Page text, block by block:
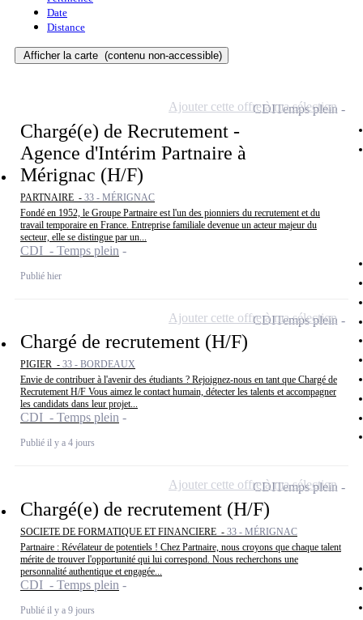
Date
Distance
Afficher la carte (contenu non-accessible)
Chargé(e) de Recrutement -
Agence d'Intérim Partnaire à
Mérignac (H/F)
PARTNAIRE - 33 - MÉRIGNAC
Fondé en 1952, le Groupe Partnaire est l'un des pionniers du recrutement et du
travail temporaire en France. Entreprise familiale devenue un acteur majeur du
secteur, elle se distingue par un...
CDI - Temps plein
Publié hier
CDITemps plein
Ajouter cette offre à ma sélection
Chargé de recrutement (H/F)
PIGIER - 33 - BORDEAUX
Envie de contribuer à l'avenir des étudiants ? Rejoignez-nous en tant que Chargé de
Recrutement H/F Vous aimez le contact humain, détecter les talents et accompagner
les candidats dans leur projet...
CDI - Temps plein
Publié il y a 4 jours
CDITemps plein
Ajouter cette offre à ma sélection
Chargé(e) de recrutement (H/F)
SOCIETE DE FORMATIQUE ET FINANCIERE - 33 - MÉRIGNAC
Partnaire : Révélateur de potentiels ! Chez Partnaire, nous croyons que chaque talent
mérite de trouver l'opportunité qui lui correspond. Nous recherchons une
personnalité authentique et engagée...
CDI - Temps plein
Publié il y a 9 jours
CDITemps plein
Ajouter cette offre à ma sélection